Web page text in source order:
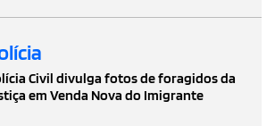
Civil divulga fotos de foragidos da
em Venda Nova do Imigrante